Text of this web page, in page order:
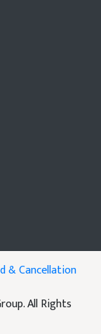
& Cancellation
All Rights